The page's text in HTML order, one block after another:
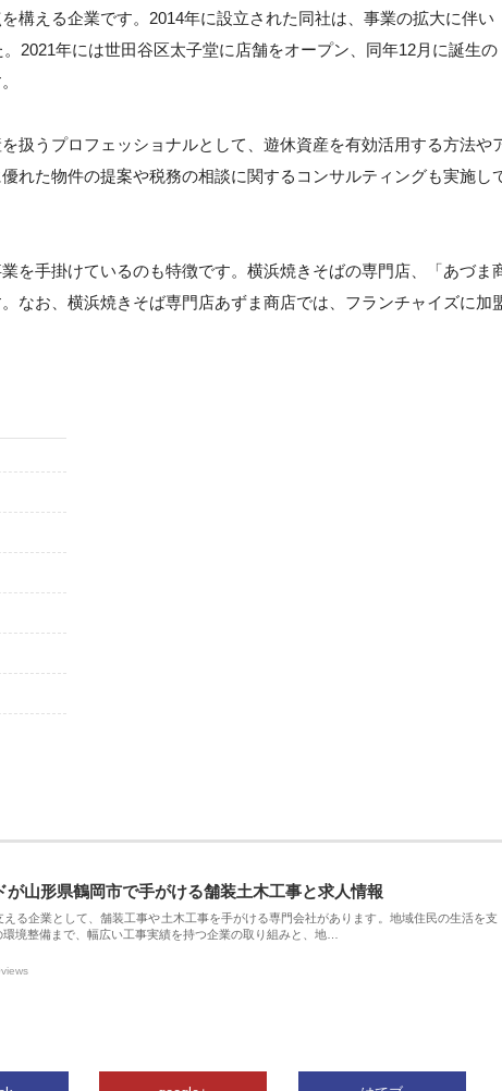
構える企業です。2014年に設立された同社は、事業の拡大に伴い
2021年には世田谷区太子堂に店舗をオープン、同年12月に誕生の
扱うプロフェッショナルとして、遊休資産を有効活用する方法や
れた物件の提案や税務の相談に関するコンサルティングも実施し
を手掛けているのも特徴です。横浜焼きそばの専門店、「あづま
なお、横浜焼きそば専門店あずま商店では、フランチャイズに加
山形県鶴岡市で手がける舗装土木工事と求人情報
る企業として、舗装工事や土木工事を手がける専門会社があります。地域住民の生活を支
境整備まで、幅広い工事実績を持つ企業の取り組みと、地…